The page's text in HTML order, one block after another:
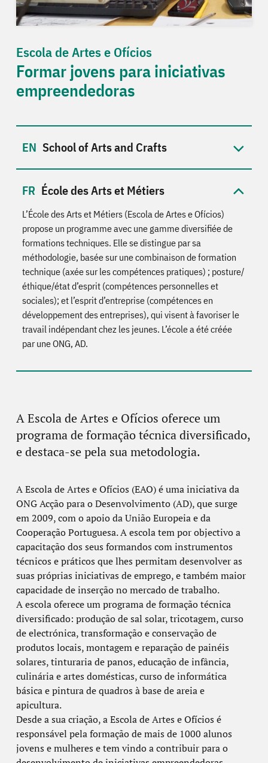
Escola de Artes e Ofícios
Formar jovens para iniciativas
empreendedoras
School of Arts and Crafts
École des Arts et Métiers
L’École des Arts et Métiers (Escola de Artes e Ofícios)
propose un programme avec une gamme diversifiée de
formations techniques. Elle se distingue par sa
méthodologie, basée sur une combinaison de formation
technique (axée sur les compétences pratiques) ; posture/
éthique/état d’esprit (compétences personnelles et
sociales); et l’esprit d’entreprise (compétences en
développement des entreprises), qui visent à favoriser le
travail indépendant chez les jeunes. L’école a été créée
par une ONG, AD.
A Escola de Artes e Ofícios oferece um
programa de formação técnica diversificado,
e destaca-se pela sua metodologia.
A Escola de Artes e Ofícios (EAO) é uma iniciativa da
ONG Acção para o Desenvolvimento (AD), que surge
em 2009, com o apoio da União Europeia e da
Cooperação Portuguesa. A escola tem por objectivo a
capacitação dos seus formandos com instrumentos
técnicos e práticos que lhes permitam desenvolver as
suas próprias iniciativas de emprego, e também maior
capacidade de inserção no mercado de trabalho.
A escola oferece um programa de formação técnica
diversificado: produção de sal solar, tricotagem, curso
de electrónica, transformação e conservação de
produtos locais, montagem e reparação de painéis
solares, tinturaria de panos, educação de infância,
culinária e artes domésticas, curso de informática
básica e pintura de quadros à base de areia e
apicultura.
Desde a sua criação, a Escola de Artes e Ofícios é
responsável pela formação de mais de 1000 alunos
jovens e mulheres e tem vindo a contribuir para o